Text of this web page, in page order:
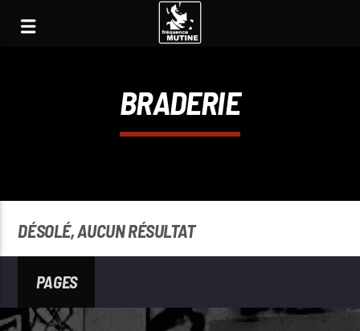
BRADERIE
DÉSOLÉ, AUCUN RÉSULTAT
PAGES